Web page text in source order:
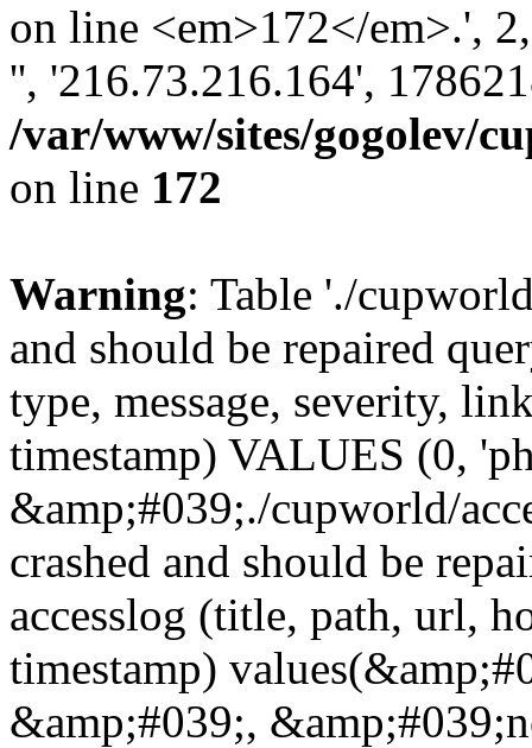
on line <em>172</em>.',
'', '216.73.216.164',
/var/www/sites/gogolev/
on line 172
Warning: Table './
and should be repaired
type, message, severity,
timestamp) VALUES (0,
&amp;#039;./cupworld/
crashed and should be
accesslog (title, path, url,
timestamp)
&amp;#039;,